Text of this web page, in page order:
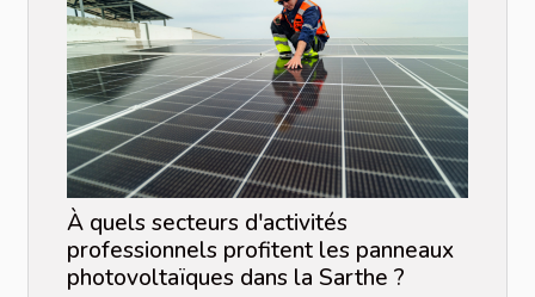
À quels secteurs d'activités
professionnels profitent les panneaux
photovoltaïques dans la Sarthe ?